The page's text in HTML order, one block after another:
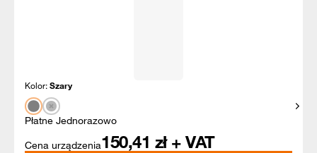
Kolor:Szary
Płatne Jednorazowo
Cena urządzenia150,41 zł + VAT